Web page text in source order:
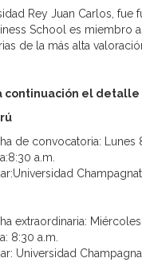
Rey Juan Carlos,
School es miembro
de la más alta
continuación el
de convocatoria: Lunes
a.m.
extraordinaria:
8:30 a.m.
Universidad